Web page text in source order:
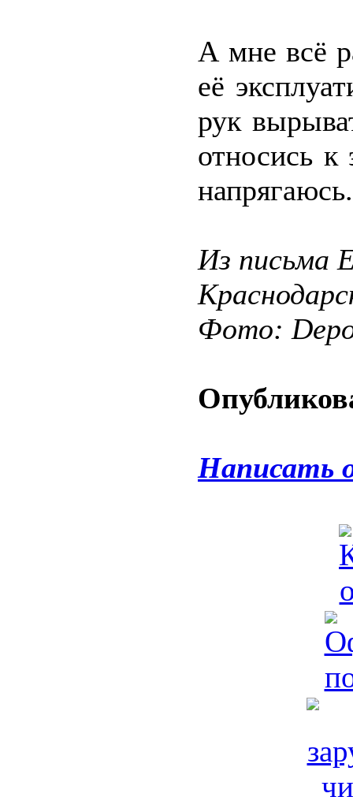
А мне всё
её
рук
относись
напрягаюсь.
Из письма
Фото:
Написать